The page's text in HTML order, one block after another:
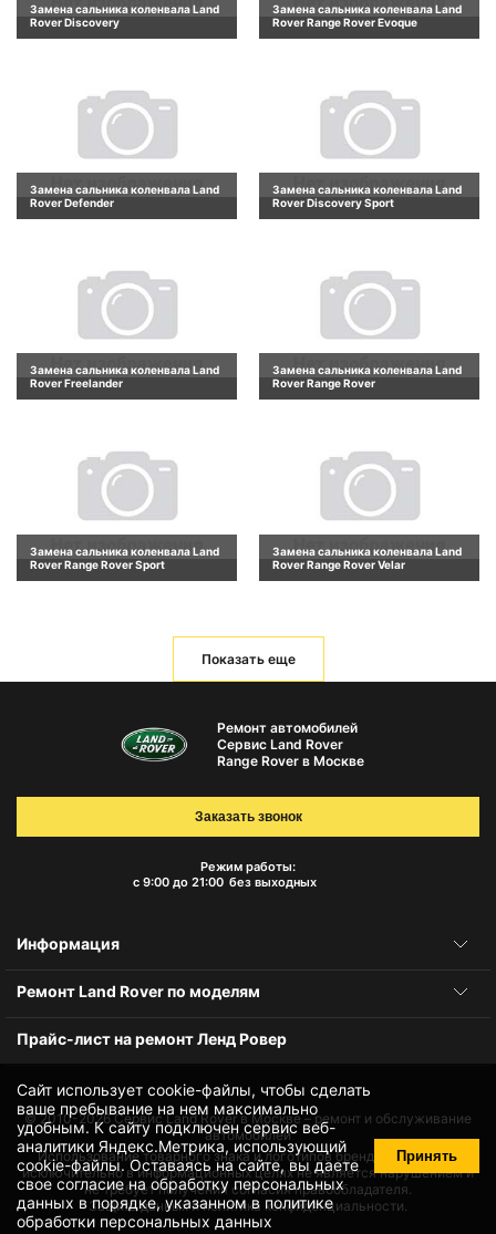
Замена сальника коленвала Land
Rover Discovery
Замена сальника коленвала Land
Rover Range Rover Evoque
Замена сальника коленвала Land
Rover Defender
Замена сальника коленвала Land
Rover Discovery Sport
Замена сальника коленвала Land
Rover Freelander
Замена сальника коленвала Land
Rover Range Rover
Замена сальника коленвала Land
Rover Range Rover Sport
Замена сальника коленвала Land
Rover Range Rover Velar
Показать еще
Сайт использует cookie-файлы, чтобы сделать
ваше пребывание на нем максимально
удобным. К cайту подключен сервис веб-
аналитики Яндекс.Метрика, использующий
cookie-файлы. Оставаясь на сайте, вы даете
своесогласие на обработку персональных
данных в порядке, указанном в политике
обработки персональных данных
Принять
Ремонт автомобилей
Сервис Land Rover
Range Rover в Москве
Режим работы:
с 9:00 до 21:00 без выходных
Заказать звонок
Информация
Ремонт Land Rover по моделям
Прайс-лист на ремонт Ленд Ровер
© 2010-2026Сервис Land Rover в Москве – ремонт и обслуживание
автомобилей
Использование товарного знака и логотипов бренда происходит
исключительно в информационных целях не является нарушением и
не требует получения согласия правообладателя.
Защита данных и политика конфиденциальности.